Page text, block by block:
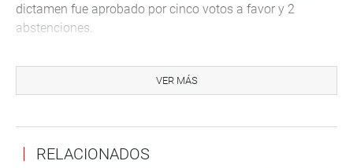
dictamen fue aprobado por cinco votos a favor y 2
abstenciones.
Ley 1065/2021-CR, que propone declarar cada tercer
domingo de setiembre de cada año como el Día del
VER MÁS
RELACIONADOS